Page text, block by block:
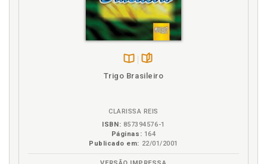
Trigo Brasileiro
CLARISSA REIS
ISBN: 857394576-1
Páginas: 164
Publicado em: 22/01/2001